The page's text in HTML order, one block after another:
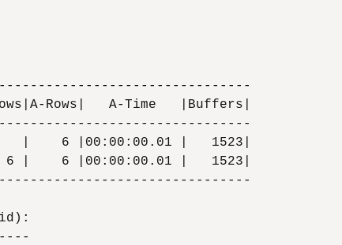
Rows|   A-Time   |Buffers|
|    6 |00:00:00.01 |   1523|
6 |    6 |00:00:00.01 |   1523|